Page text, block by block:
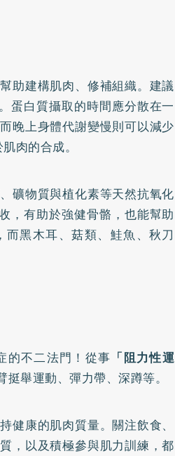
助建構肌肉、修補組織。建議
蛋白質攝取的時間應分散在一
晚上身體代謝變慢則可以減少
肉的合成。
礦物質與植化素等天然抗氧化
，有助於強健骨骼，也能幫助
黑木耳、菇類、鮭魚、秋刀
的不二法門！從事 「阻力性運
舉運動、彈力帶、深蹲等。
康的肌肉質量。關注飲食、
，以及積極參與肌力訓練，都